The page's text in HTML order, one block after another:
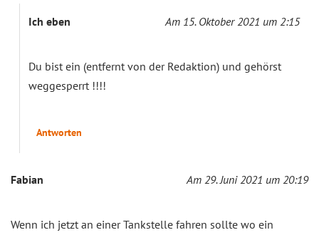
Ich eben Am 15. Oktober 2021 um 2:15
Du bist ein (entfernt von der Redaktion) und gehörst
weggesperrt !!!!
Antworten
Fabian Am 29. Juni 2021 um 20:19
Wenn ich jetzt an einer Tankstelle fahren sollte wo ein